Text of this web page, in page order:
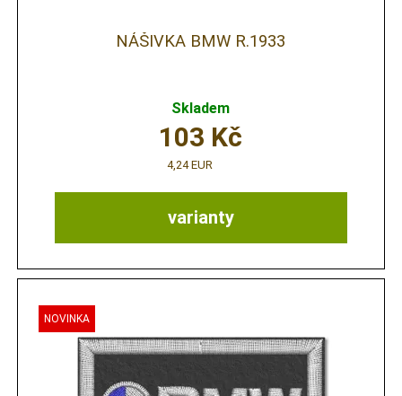
NÁŠIVKA BMW R.1933
Skladem
varianty
103 Kč
4,24 EUR